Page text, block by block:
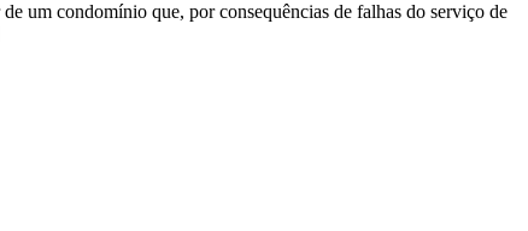
um condomínio que, por consequências de falhas do serviço de